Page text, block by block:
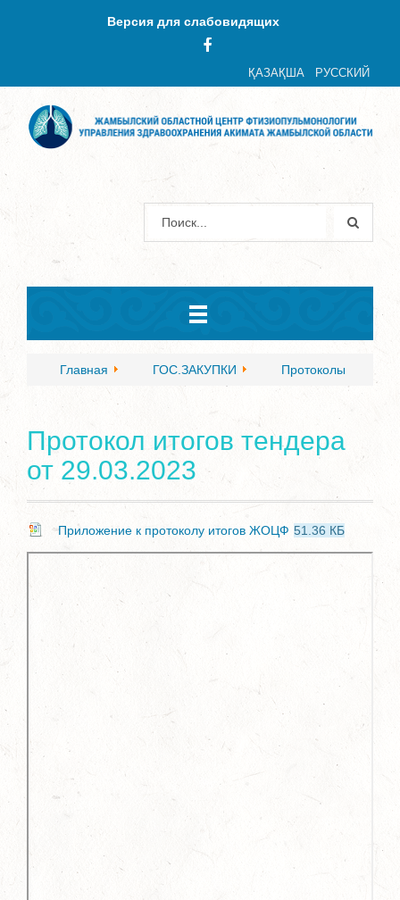
Версия для слабовидящих
ҚАЗАҚША РУССКИЙ
Главная ГОС.ЗАКУПКИ Протоколы
Протокол итогов тендера
от 29.03.2023
Приложение к протоколу итогов ЖОЦФ 51.36 КБ